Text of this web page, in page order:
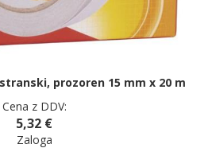
prozoren 15 mm x 20 m
Cena z DDV:
5,32 €
Zaloga